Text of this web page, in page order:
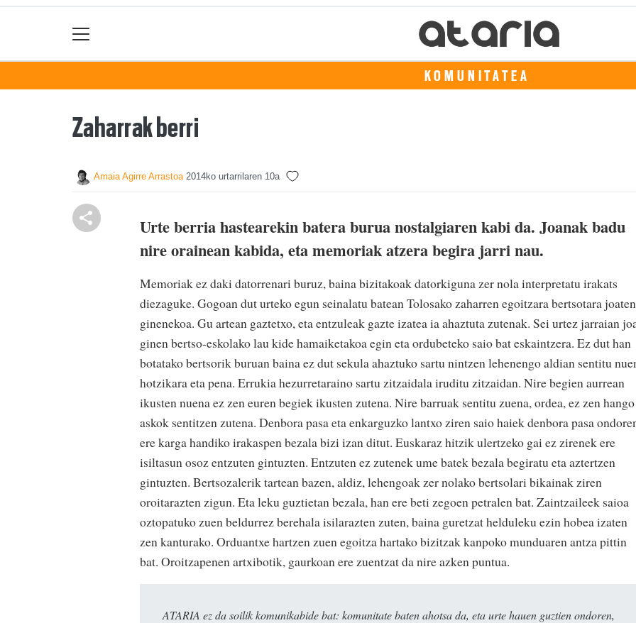
KOMUNITATEA
Zaharrak berri
Amaia Agirre Arrastoa 2014ko urtarrilaren 10a
Urte berria hastearekin batera burua nostalgiaren kabi da. Joanak badu
nire orainean kabida, eta memoriak atzera begira jarri nau.
Memoriak ez daki datorrenari buruz, baina bizitakoak datorkiguna zer nola interpretatu irakats
diezaguke. Gogoan dut urteko egun seinalatu batean Tolosako zaharren egoitzara bertsotara joaten
ginenekoa. Gu artean gaztetxo, eta entzuleak gazte izatea ia ahaztuta zutenak. Sei urtez jarraian
ginen bertso-eskolako lau kide hamaiketakoa egin eta ordubeteko saio bat eskaintzera. Ez dut han
botatako bertsorik buruan baina ez dut sekula ahaztuko sartu nintzen lehenengo aldian sentitu
hotzikara eta pena. Errukia hezurretaraino sartu zitzaidala iruditu zitzaidan. Nire begien aurrean
ikusten nuena ez zen euren begiek ikusten zutena. Nire barruak sentitu zuena, ordea, ez zen hango
askok sentitzen zutena. Denbora pasa eta enkarguzko lantxo ziren saio haiek denbora pasa
ere karga handiko irakaspen bezala bizi izan ditut. Euskaraz hitzik ulertzeko gai ez zirenek ere
isiltasun osoz entzuten gintuzten. Entzuten ez zutenek ume batek bezala begiratu eta aztertzen
gintuzten. Bertsozalerik tartean bazen, aldiz, lehengoak zer nolako bertsolari bikainak ziren
oroitarazten zigun. Eta leku guztietan bezala, han ere beti zegoen petralen bat. Zaintzaileek saioa
oztopatuko zuen beldurrez berehala isilarazten zuten, baina guretzat helduleku ezin hobea izaten
zen kanturako. Orduantxe hartzen zuen egoitza hartako bizitzak kanpoko munduaren antza pittin
bat. Oroitzapenen artxibotik, gaurkoan ere zuentzat da nire azken puntua.
ATARIA ez da soilik komunikabide bat: komunitate baten ahotsa da, eta urte hauen guztien ondoren,